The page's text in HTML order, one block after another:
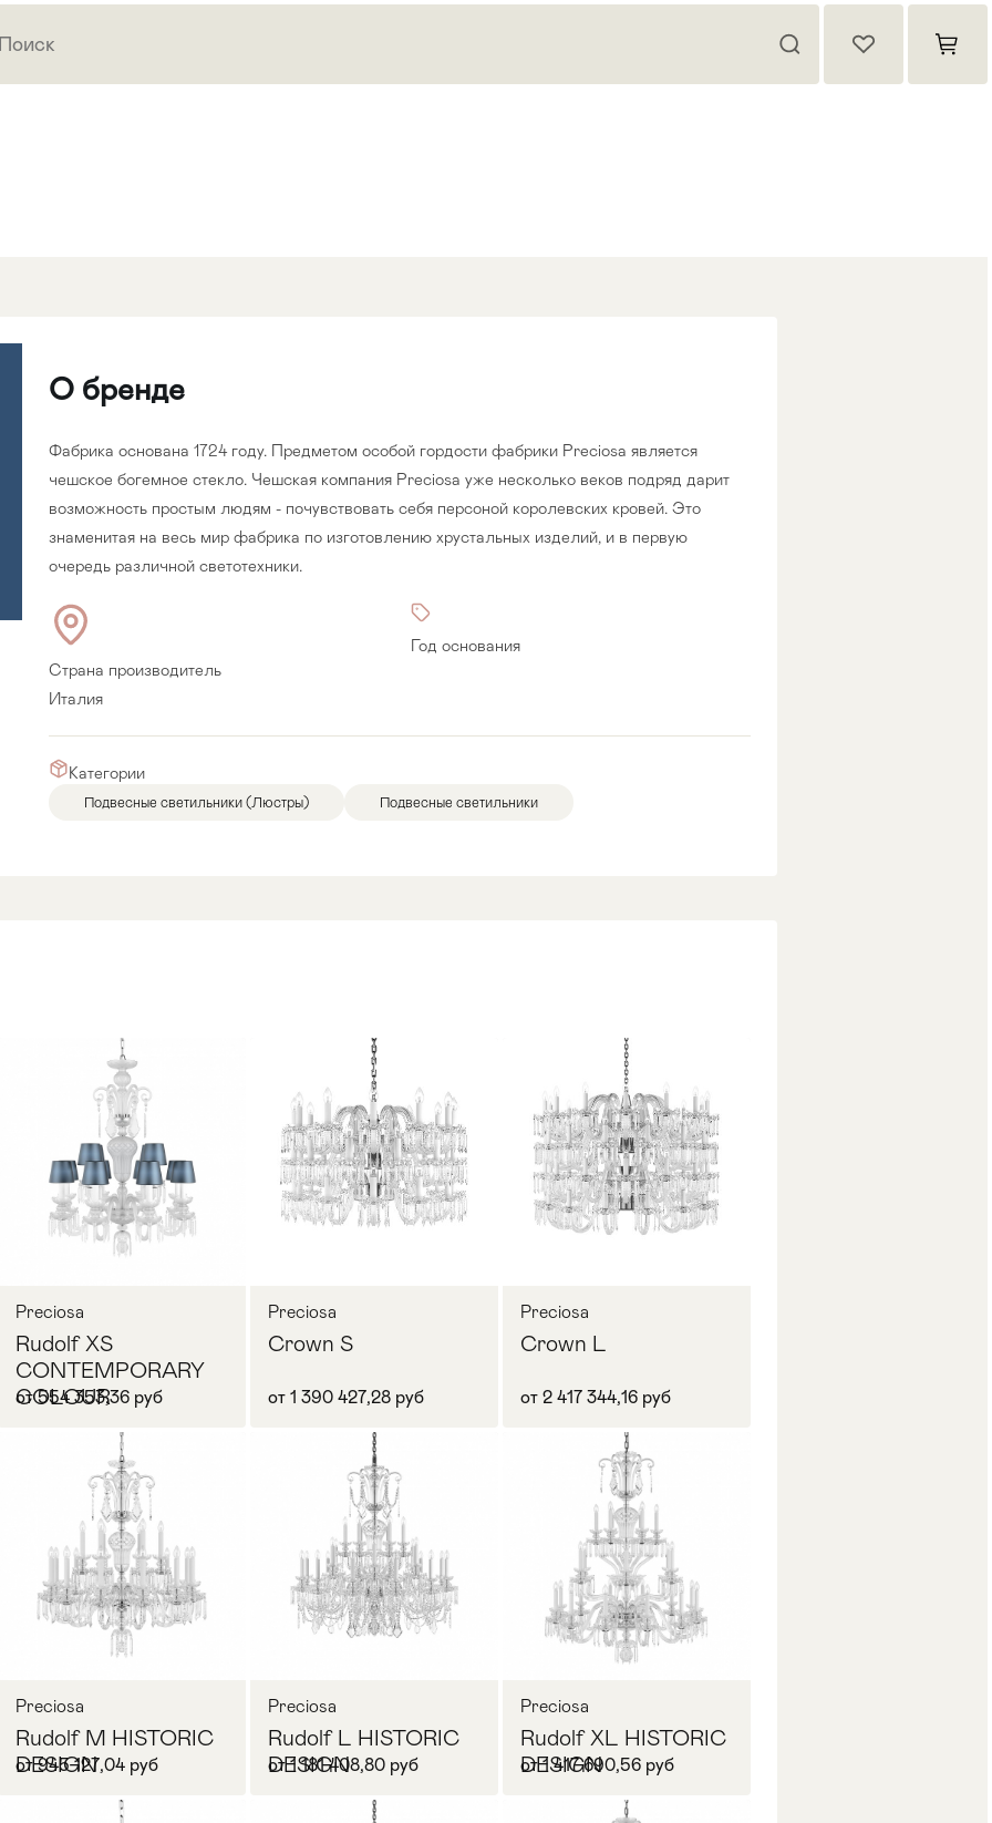
комнат
О бренде
Фабрика основана 1724 году. Предметом особой гордости фабрики Preciosa является
чешское богемное стекло. Чешская компания Preciosa уже несколько веков подряд дарит
возможность простым людям - почувствовать себя персоной королевских кровей. Это
знаменитая на весь мир фабрика по изготовлению хрустальных изделий, и в первую
очередь различной светотехники.
Страна производитель
Италия
Год основания
Категории
Подвесные светильники (Люстры) Подвесные светильники
Запросить цену
Preciosa
Rudolf XS
CONTEMPORARY
COLOUR
от 554 353,36 руб
Запросить цену
Preciosa
Crown S
от 1 390 427,28 руб
Запросить цену
Preciosa
Crown L
от 2 417 344,16 руб
Preciosa
Rudolf M HISTORIC
DESIGN
от 945 127,04 руб
Preciosa
Rudolf L HISTORIC
DESIGN
от 1 181 408,80 руб
Preciosa
Rudolf XL HISTORIC
DESIGN
от 1 417 690,56 руб